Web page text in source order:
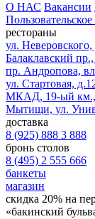
О НАС Вакансии
рестораны
ул. Неверовского,
Балаклавский
пр. Андропова,
ул. Стартовая,
МКАД, 19-ый км.,
Мытищи, ул.
доставка
8 (925) 888 3 888
бронь столов
8 (495) 2 555 666
банкеты
магазин
скидка 20% на
«бакинский